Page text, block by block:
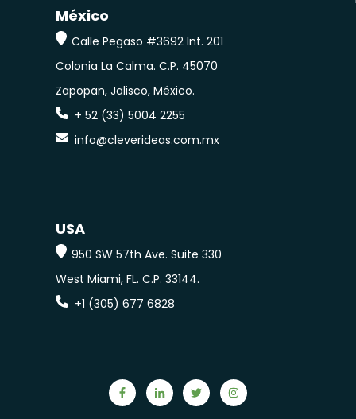
México
Calle Pegaso #3692 Int. 201
Colonia La Calma. C.P. 45070
Zapopan, Jalisco, México.
+ 52 (33) 5004 2255
info@cleverideas.com.mx
USA
950 SW 57th Ave. Suite 330
West Miami, FL. C.P. 33144.
+1 (305) 677 6828